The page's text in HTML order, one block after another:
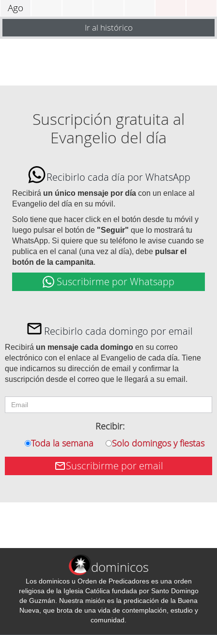
Ago
Ir al histórico
Suscripción gratuita al
Evangelio del día
Recibirlo cada día por WhatsApp
Recibirá un único mensaje por día con un enlace al
Evangelio del día en su móvil.
Solo tiene que hacer click en el botón desde tu móvil y
luego pulsar el botón de "Seguir" que lo mostrará tu
WhatsApp. Si quiere que su teléfono le avise cuando se
publica en el canal (una vez al día), debe pulsar el
botón de la campanita.
Suscribirme por Whatsapp
Recibirlo cada domingo por email
Recibirá un mensaje cada domingo en su correo
electrónico con el enlace al Evangelio de cada día. Tiene
que indicarnos su dirección de email y confirmar la
suscripción desde el correo que le llegará a su email.
Recibir:
Toda la semana
Solo domingos y fiestas
Suscribirme por email
dominicos
Los dominicos u Orden de Predicadores es una orden
religiosa de la Iglesia Católica fundada por Santo Domingo
de Guzmán. Nuestra misión es la predicación de la Buena
Nueva, que brota de una vida de contemplación, estudio y
comunidad.